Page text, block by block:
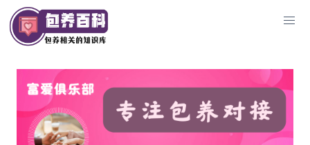
Skip
to
content